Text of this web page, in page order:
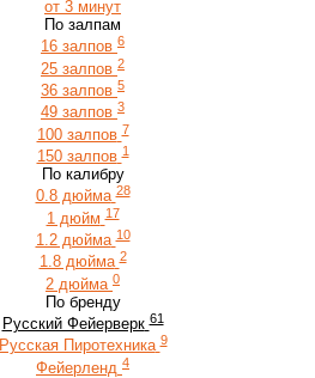
от 3 минут
По залпам
16 залпов 6
25 залпов 2
36 залпов 5
49 залпов 3
100 залпов 7
150 залпов 1
По калибру
0.8 дюйма 28
1 дюйм 17
1.2 дюйма 10
1.8 дюйма 2
2 дюйма 0
По бренду
Русский Фейерверк 61
Русская Пиротехника 9
Фейерленд 4